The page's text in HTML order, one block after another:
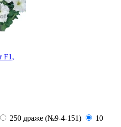
F1,
250 драже (№9-4-151)
10